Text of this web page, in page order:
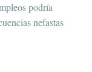
podría
nefastas